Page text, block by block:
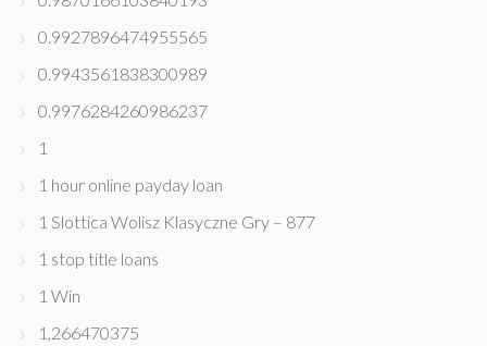
0.9927896474955565
0.9943561838300989
0.9976284260986237
1
1 hour online payday loan
1 Slottica Wolisz Klasyczne Gry – 877
1 stop title loans
1 Win
1,266470375